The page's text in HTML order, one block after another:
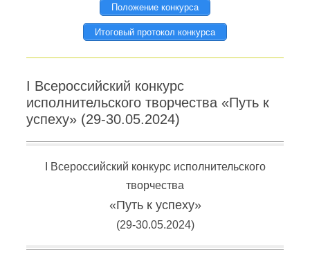
Положение конкурса
Итоговый протокол конкурса
I Всероссийский конкурс
исполнительского творчества «Путь к
успеху» (29-30.05.2024)
I Всероссийский конкурс исполнительского
творчества
«Путь к успеху»
(29-30.05.2024)